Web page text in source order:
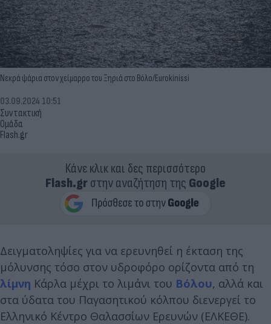
Νεκρά ψάρια στον χείμαρρο του Ξηριά στο Βόλο/Eurokinissi
Συντακτική
Ομάδα
Flash.gr
03.09.2024 10:51
Κάνε κλικ και δες περισσότερο
Flash.grστην αναζήτηση της Google
Δειγματοληψίες για να ερευνηθεί η έκταση της
μόλυνσης τόσο στον υδροφόρο ορίζοντα από τη
λίμνη Κάρλα μέχρι το λιμάνι του Βόλου, αλλά και
στα ύδατα του Παγασητικού κόλπου διενεργεί το
Ελληνικό Κέντρο Θαλασσίων Ερευνών (ΕΛΚΕΘΕ).